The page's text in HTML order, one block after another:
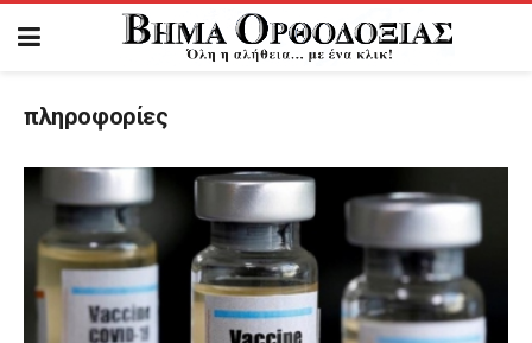
πληροφορίες